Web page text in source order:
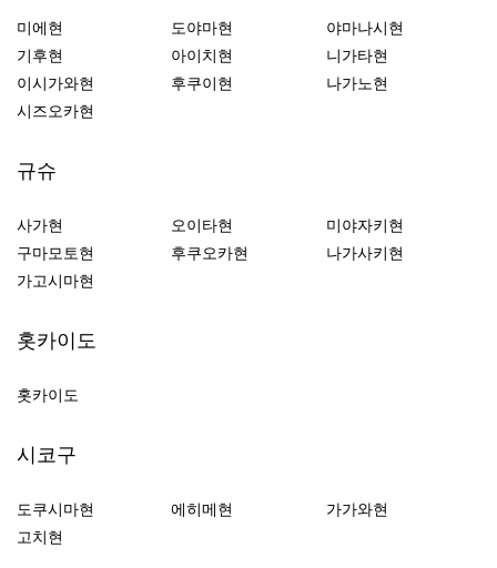
미에현 도야마현
야마나시현
기후현
아이치현
니가타현
이시가와현
후쿠이현
나가노현
시즈오카현
규슈
사가현 오이타현
미야자키현
구마모토현
후쿠오카현
나가사키현
가고시마현
홋카이도
홋카이도
시코구
도쿠시마현 에히메현
가가와현
고치현